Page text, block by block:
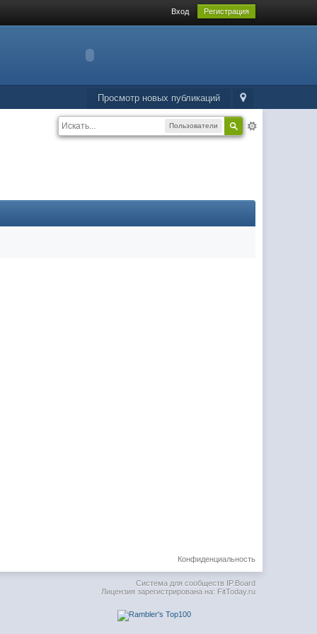
Вход Регистрация
Просмотр новых публикаций
Пользователи
Конфиденциальность
Система для сообществ IP.Board
Лицензия зарегистрирована на: FitToday.ru